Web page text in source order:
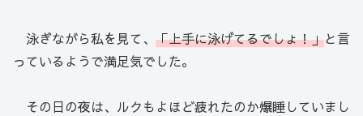
泳ぎながら私を見て、 「上手に泳げてるでしょ！」と言
っているようで満足気でした。
その日の夜は、ルクもよほど疲れたのか爆睡していまし